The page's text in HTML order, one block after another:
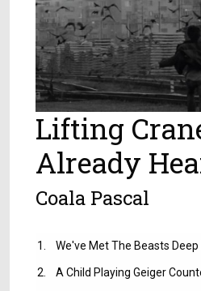
Lifting
Already
Coala Pascal
1. We've Met The Beasts Deep
2. A Child Playing Geiger